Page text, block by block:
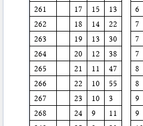
261
17 15 13 6
262
18 14 22 7
263
19 13 30 7
264
20 12 38 7
265
21 11 47 8
266
22 10 55 8
267
23 10 3 9
268
24 9 11 9